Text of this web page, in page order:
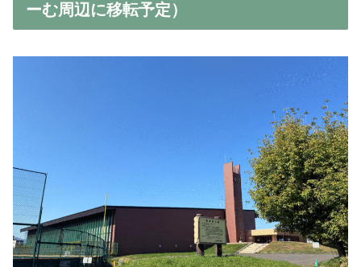
ーむ周辺に移転予定）